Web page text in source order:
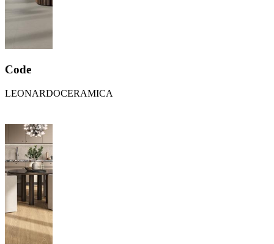
Code
LEONARDOCERAMICA